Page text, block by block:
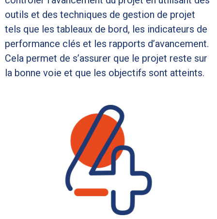
outils et des techniques de gestion de projet
tels que les tableaux de bord, les indicateurs de
performance clés et les rapports d’avancement.
Cela permet de s’assurer que le projet reste sur
la bonne voie et que les objectifs sont atteints.